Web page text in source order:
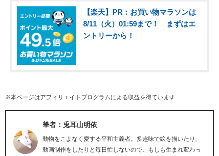
【楽天】PR：お買い物マラソンは
8/11（火）01:59まで！ まずはエ
ントリーから！
※本ページはアフィリエイトプログラムによる収益を得ています
筆者：兎耳山明依
動物をこよなく愛する平和主義者。多趣味で絵を描いたり、
動画制作をしたりと毎日忙しないので、もしも生まれ変わっ